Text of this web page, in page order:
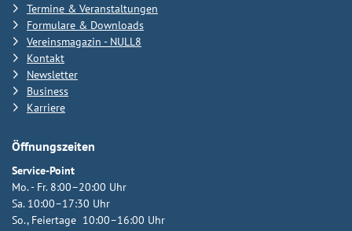
Termine & Veranstaltungen
Formulare & Downloads
Vereinsmagazin - NULL8
Kontakt
Newsletter
Business
Karriere
Öffnungszeiten
Service-Point
Mo. - Fr. 8:00–20:00 Uhr
Sa. 10:00–17:30 Uhr
So., Feiertage 10:00–16:00 Uhr